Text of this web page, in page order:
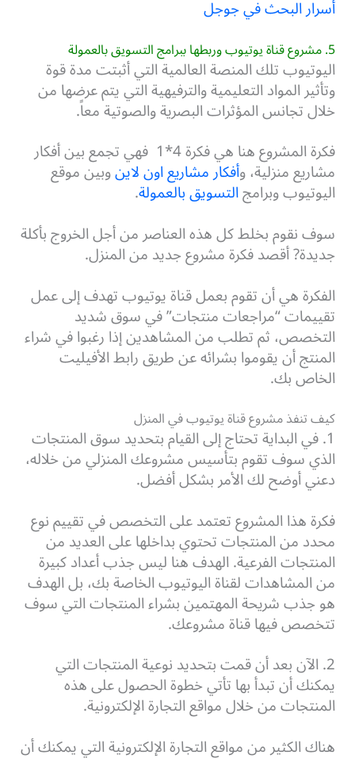
أسرار البحث في جوجل
5. مشروع قناة يوتيوب وربطها ببرامج التسويق بالعمولة
اليوتيوب تلك المنصة العالمية التي أثبتت مدة قوة
وتأثير المواد التعليمية والترفيهية التي يتم عرضها من
خلال تجانس المؤثرات البصرية والصوتية معاً.
فكرة المشروع هنا هي فكرة 4*1 فهي تجمع بين أفكار
مشاريع منزلية، وأفكار مشاريع اون لاينوبين موقع
اليوتيوب وبرامجالتسويق بالعمولة.
سوف نقوم بخلط كل هذه العناصر من أجل الخروج بأكلة
جديدة? أقصد فكرة مشروع جديد من المنزل.
الفكرة هي أن تقوم بعمل قناة يوتيوب تهدف إلى عمل
تقييمات “مراجعات منتجات” في سوق شديد
التخصص، ثم تطلب من المشاهدين إذا رغبوا في شراء
المنتج أن يقوموا بشرائه عن طريق رابط الأفيليت
الخاص بك.
كيف تنفذ مشروع قناة يوتيوب في المنزل
1. في البداية تحتاج إلى القيام بتحديد سوق المنتجات
الذي سوف تقوم بتأسيس مشروعك المنزلي من خلاله،
دعني أوضح لك الأمر بشكل أفضل.
فكرة هذا المشروع تعتمد على التخصص في تقييم نوع
محدد من المنتجات تحتوي بداخلها على العديد من
المنتجات الفرعية.الهدف هنا ليس جذب أعداد كبيرة
من المشاهدات لقناة اليوتيوب الخاصة بك، بل الهدف
هو جذب شريحة المهتمين بشراء المنتجات التي سوف
تتخصص فيها قناة مشروعك.
2. الآن بعد أن قمت بتحديد نوعية المنتجات التي
يمكنك أن تبدأ بها تأتي خطوة الحصول على هذه
المنتجات من خلال مواقع التجارة الإلكترونية.
هناك الكثير من مواقع التجارة الإلكترونية التي يمكنك أن